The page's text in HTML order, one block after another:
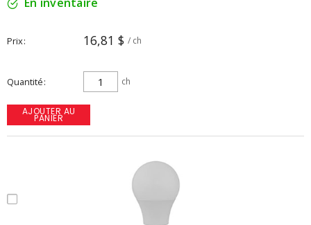
Prix 16,81 $ / ch
Quantité ch
AJOUTER AU
PANIER